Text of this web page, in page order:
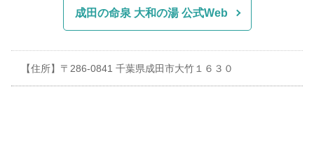
成田の命泉 大和の湯 公式Web
【住所】〒286-0841 千葉県成田市大竹１６３０